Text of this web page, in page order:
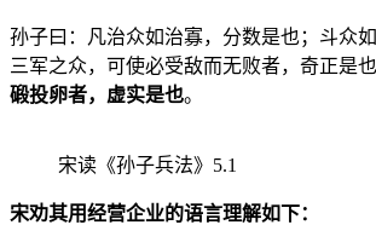
孙子曰：凡治众如治寡，分数是也；斗众
三军之众，可使必受敌而无败者，奇正是也
碫投卵者，虚实是也。
宋读《孙子兵法》5.1
宋劝其用经营企业的语言理解如下：